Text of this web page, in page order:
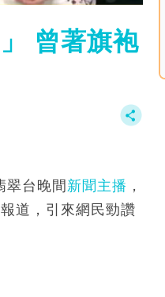
曾著旗袍
翠台晚間 新聞主播 ，
道，引來網民勁讚